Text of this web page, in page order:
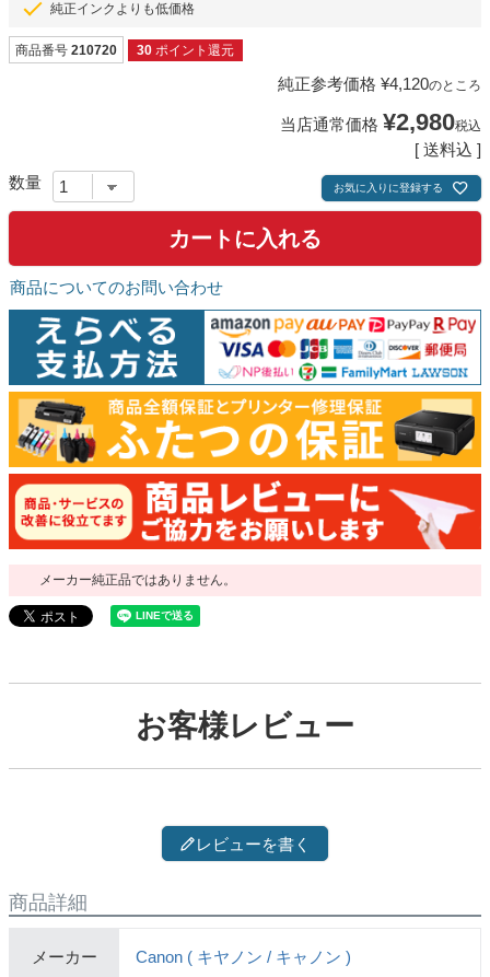
純正インクよりも低価格
商品番号 210720 30 ポイント還元
純正参考価格 ¥4,120のところ
当店通常価格 ¥2,980税込
送料込
お気に入りに登録する
カートに入れる
商品についてのお問い合わせ
メーカー純正品ではありません。
お客様レビュー
レビューを書く
商品詳細
メーカー Canon ( キヤノン / キャノン )